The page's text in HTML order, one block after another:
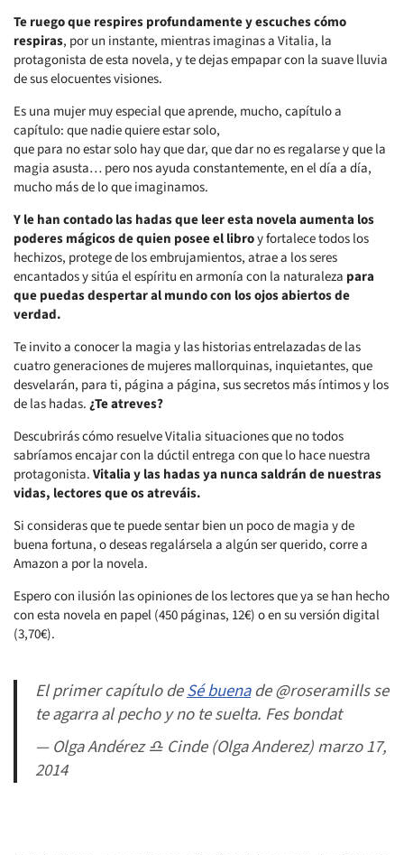
Te ruego que respires profundamente y escuches cómo
respiras, por un instante, mientras imaginas a Vitalia, la
protagonista de esta novela, y te dejas empapar con la suave lluvia
de sus elocuentes visiones.
Es una mujer muy especial que aprende, mucho, capítulo a
capítulo: que nadie quiere estar solo,
que para no estar solo hay que dar, que dar no es regalarse y que la
magia asusta… pero nos ayuda constantemente, en el día a día,
mucho más de lo que imaginamos.
Y le han contado las hadas que leer esta novela aumenta los
poderes mágicos de quien posee el libroy fortalece todos los
hechizos, protege de los embrujamientos, atrae a los seres
encantados y sitúa el espíritu en armonía con la naturaleza para
que puedas despertar al mundo con los ojos abiertos de
verdad.
Te invito a conocer la magia y las historias entrelazadas de las
cuatro generaciones de mujeres mallorquinas, inquietantes, que
desvelarán, para ti, página a página, sus secretos más íntimos y los
de las hadas.¿Te atreves?
Descubrirás cómo resuelve Vitalia situaciones que no todos
sabríamos encajar con la dúctil entrega con que lo hace nuestra
protagonista.Vitalia y las hadas ya nunca saldrán de nuestras
vidas, lectores que os atreváis.
Si consideras que te puede sentar bien un poco de magia y de
buena fortuna, o deseas regalársela a algún ser querido, corre a
Amazon a por la novela.
Espero con ilusión las opiniones de los lectores que ya se han hecho
con esta novela en papel (450 páginas, 12€) o en su versión digital
(3,70€).
El primer capítulo deSé buenade @roseramills se
te agarra al pecho y no te suelta. Fes bondat
— Olga Andérez ♎ Cinde (Olga Anderez) marzo 17,
2014